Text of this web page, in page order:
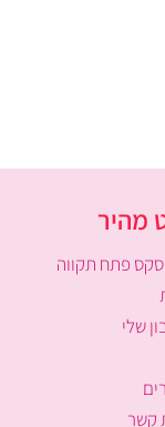
מהיר
פתח תקווה
שלי
קשר